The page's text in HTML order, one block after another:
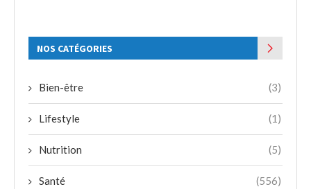
NOS CATÉGORIES
Bien-être (3)
Lifestyle (1)
Nutrition (5)
Santé (556)